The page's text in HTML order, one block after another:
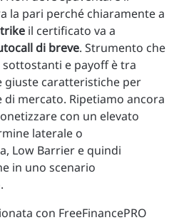
la pari perché chiaramente a
il certificato va a
di breve. Strumento che
e payoff è tra
giuste caratteristiche per
di mercato. Ripetiamo ancora
con un elevato
laterale o
Low Barrier e quindi
in uno scenario
con FreeFinancePRO